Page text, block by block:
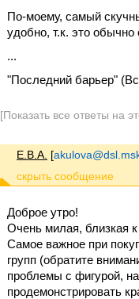
По-моему, самый
удобно, т.к. это обычно
...
"Последний барьер"
[Показать все ответы на
Е.В.А. [
Доброе утро!
Очень милая, близкая
Самое важное при
групп (обратите
проблемы с фигурой,
продемонстрировать